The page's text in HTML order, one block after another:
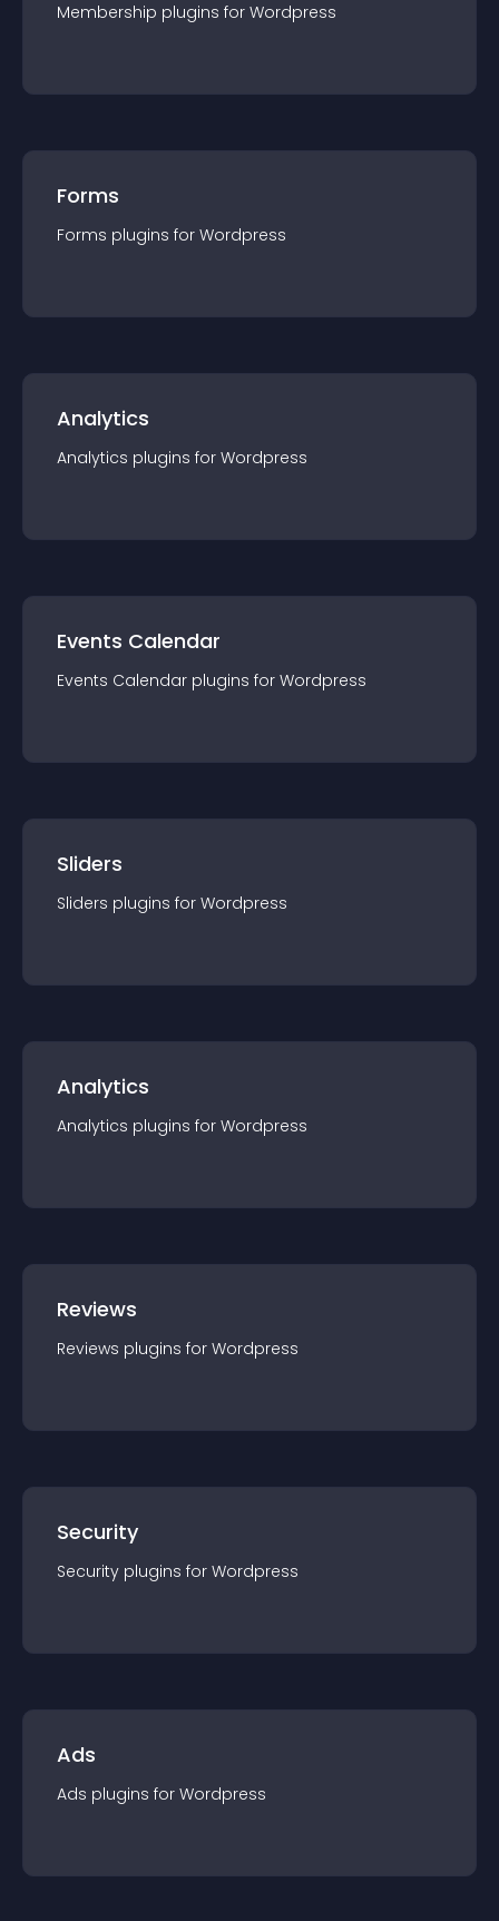
Membership plugins for Wordpress
Forms
Forms plugins for Wordpress
Analytics
Analytics plugins for Wordpress
Events Calendar
Events Calendar plugins for Wordpress
Sliders
Sliders plugins for Wordpress
Analytics
Analytics plugins for Wordpress
Reviews
Reviews plugins for Wordpress
Security
Security plugins for Wordpress
Ads
Ads plugins for Wordpress